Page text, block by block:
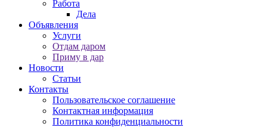
Работа
Дела
Объявления
Услуги
Отдам даром
Приму в дар
Новости
Статьи
Контакты
Пользовательское соглашение
Контактная информация
Политика конфиденциальности